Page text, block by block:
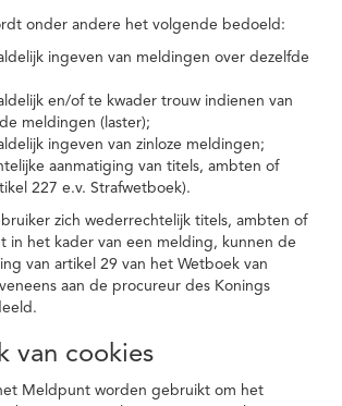
onder andere het volgende bedoeld:
ingeven van meldingen over dezelfde
en/of te kwader trouw indienen van
meldingen (laster);
ingeven van zinloze meldingen;
aanmatiging van titels, ambten of
227 e.v. Strafwetboek).
zich wederrechtelijk titels, ambten of
in het kader van een melding, kunnen de
van artikel 29 van het Wetboek van
aan de procureur des Konings
van cookies
Meldpunt worden gebruikt om het